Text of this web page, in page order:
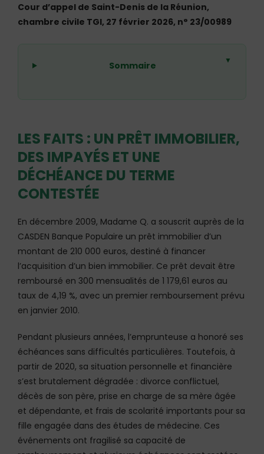
Cour d’appel de Saint-Denis de la Réunion,
chambre civile TGI, 27 février 2026, n° 23/00989
Sommaire ▼
LES FAITS : UN PRÊT IMMOBILIER,
DES IMPAYÉS ET UNE
DÉCHÉANCE DU TERME
CONTESTÉE
En décembre 2009, Madame Q. a souscrit auprès de la
CASDEN Banque Populaire un prêt immobilier d’un
montant de 210 000 euros, destiné à financer
l’acquisition d’un bien immobilier. Ce prêt devait être
remboursé en 300 mensualités de 1 179,61 euros au
taux de 4,19 %, avec un premier remboursement prévu
en janvier 2010.
Pendant plusieurs années, l’emprunteuse a honoré ses
échéances sans difficultés particulières. Toutefois, à
partir de 2020, sa situation personnelle et financière
s’est brutalement dégradée : divorce conflictuel,
décès de son père, prise en charge de sa mère âgée
et dépendante, et frais de scolarité importants pour sa
fille engagée dans des études de médecine. Ces
événements ont fragilisé sa capacité de